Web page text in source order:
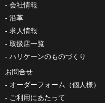
会社情報
沿革
求人情報
取扱店一覧
ハリケーンのものづくり
お問合せ
オーダーフォーム（個人様）
ご利用にあたって